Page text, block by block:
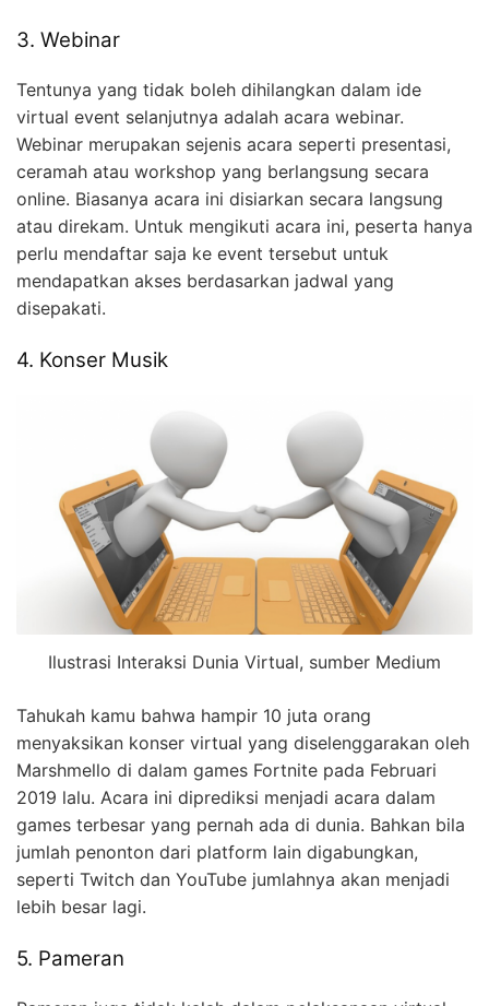
3. Webinar
Tentunya yang tidak boleh dihilangkan dalam ide
virtual event selanjutnya adalah acara webinar.
Webinar merupakan sejenis acara seperti presentasi,
ceramah atau workshop yang berlangsung secara
online. Biasanya acara ini disiarkan secara langsung
atau direkam. Untuk mengikuti acara ini, peserta hanya
perlu mendaftar saja ke event tersebut untuk
mendapatkan akses berdasarkan jadwal yang
disepakati.
4. Konser Musik
Ilustrasi Interaksi Dunia Virtual, sumber Medium
Tahukah kamu bahwa hampir 10 juta orang
menyaksikan konser virtual yang diselenggarakan oleh
Marshmello di dalam games Fortnite pada Februari
2019 lalu. Acara ini diprediksi menjadi acara dalam
games terbesar yang pernah ada di dunia. Bahkan bila
jumlah penonton dari platform lain digabungkan,
seperti Twitch dan YouTube jumlahnya akan menjadi
lebih besar lagi.
5. Pameran